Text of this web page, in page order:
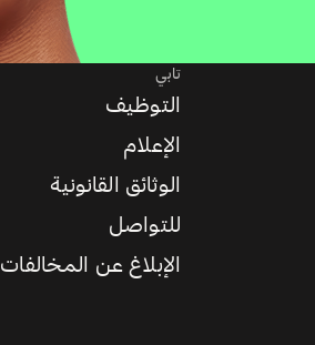
تابي
التوظيف
الإعلام
الوثائق القانونية
للتواصل
الإبلاغ عن المخالفات